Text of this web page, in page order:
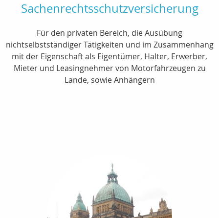
Sachenrechtsschutzversicherung
Für den privaten Bereich, die Ausübung
nichtselbstständiger Tätigkeiten und im Zusammenhang
mit der Eigenschaft als Eigentümer, Halter, Erwerber,
Mieter und Leasingnehmer von Motorfahrzeugen zu
Lande, sowie Anhängern